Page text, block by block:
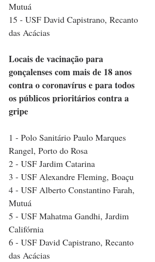
Mutuá
15 - USF David Capistrano, Recanto
das Acácias
Locais de vacinação para
gonçalenses com mais de 18 anos
contra o coronavírus e para todos
os públicos prioritários contra a
gripe
1 - Polo Sanitário Paulo Marques
Rangel, Porto do Rosa
2 - USF Jardim Catarina
3 - USF Alexandre Fleming, Boaçu
4 - USF Alberto Constantino Farah,
Mutuá
5 - USF Mahatma Gandhi, Jardim
Califórnia
6 - USF David Capistrano, Recanto
das Acácias